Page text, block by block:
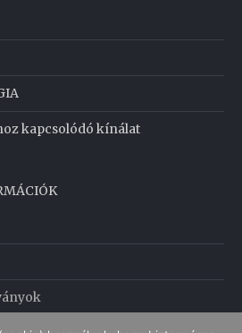
kapcsolódó kínálat